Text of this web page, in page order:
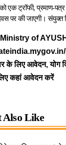
को एक ट्रॉफी, प्रमाण-
पर की जाएगी। संयुक्‍त
Ministry of
के लिए आवेदन, योग
कहां आवेदन करें
Also Like